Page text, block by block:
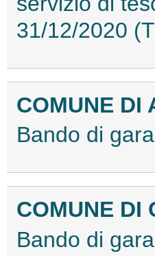
31/12/2020
COMUNE DI
Bando di
COMUNE DI
Bando di